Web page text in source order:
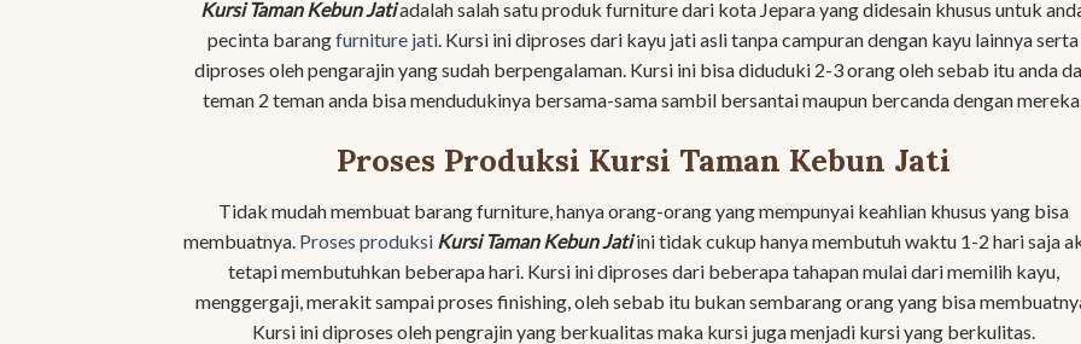
Kursi Taman Kebun Jatiadalah salah satu produk furniture dari kota Jepara yang didesain khusus untuk
pecinta barangfurniture jati. Kursi ini diproses dari kayu jati asli tanpa campuran dengan kayu lainnya serta
diproses oleh pengarajin yang sudah berpengalaman. Kursi ini bisa diduduki 2-3 orang oleh sebab itu anda
teman 2 teman anda bisa mendudukinya bersama-sama sambil bersantai maupun bercanda dengan
Proses Produksi Kursi Taman Kebun Jati
Tidak mudah membuat barang furniture, hanya orang-orang yang mempunyai keahlian khusus yang bisa
membuatnya. Proses produksi Kursi Taman Kebun Jatiini tidak cukup hanya membutuh waktu 1-2 hari saja
tetapi membutuhkan beberapa hari. Kursi ini diproses dari beberapa tahapan mulai dari memilih kayu,
menggergaji, merakit sampai proses finishing, oleh sebab itu bukan sembarang orang yang bisa
Kursi ini diproses oleh pengrajin yang berkualitas maka kursi juga menjadi kursi yang berkulitas.